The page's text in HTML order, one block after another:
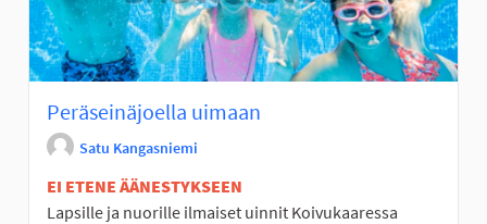
Peräseinäjoella uimaan
Satu Kangasniemi
EI ETENE ÄÄNESTYKSEEN
Lapsille ja nuorille ilmaiset uinnit Koivukaaressa